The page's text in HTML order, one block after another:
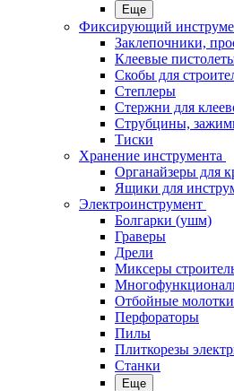
Еще
Фиксирующий
Заклепочники,
Клеевые
Скобы для
Степлеры
Стержни для
Струбцины,
Тиски
Хранение инструмента
Органайзеры для
Ящики для
Электроинструмент
Болгарки (ушм)
Граверы
Дрели
Миксеры
Отбойные молотки
Перфораторы
Пилы
Плиткорезы
Станки
Еще